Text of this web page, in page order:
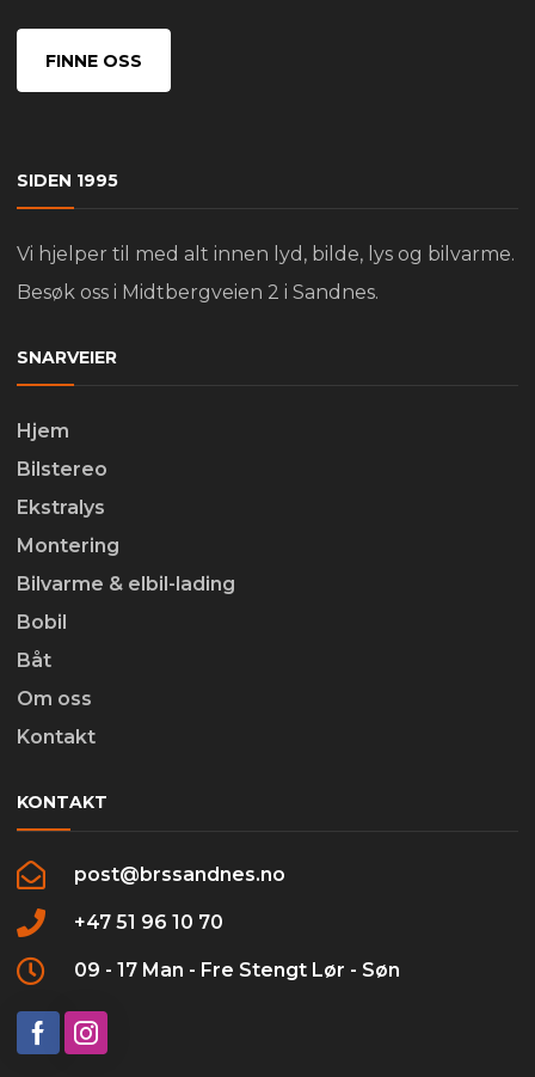
FINNE OSS
SIDEN 1995
Vi hjelper til med alt innen lyd, bilde, lys og bilvarme.
Besøk oss i Midtbergveien 2 i Sandnes.
SNARVEIER
Hjem
Bilstereo
Ekstralys
Montering
Bilvarme & elbil-lading
Bobil
Båt
Om oss
Kontakt
KONTAKT
post@brssandnes.no
+47 51 96 10 70
09 - 17 Man - Fre Stengt Lør - Søn